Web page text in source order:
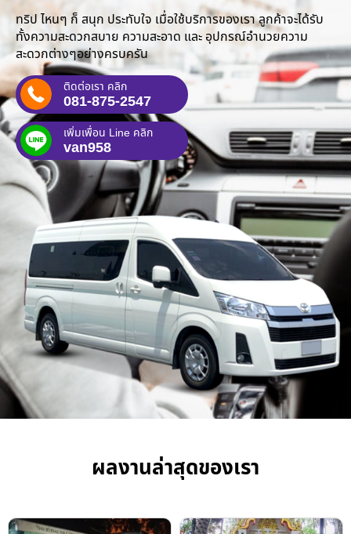
ทริป ไหนๆ ก็ สนุก ประทับใจ เมื่อใช้บริการของเรา ลูกค้าจะได้รับ
ทั้งความสะดวกสบาย ความสะอาด และ อุปกรณ์อำนวยความ
สะดวกต่างๆอย่างครบครัน
ติดต่อเรา คลิก
081-875-2547
เพิ่มเพื่อน Line คลิก
van958
ผลงานล่าสุดของเรา